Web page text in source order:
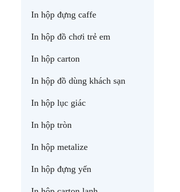
In hộp đựng caffe
In hộp đồ chơi trẻ em
In hộp carton
In hộp đồ dùng khách sạn
In hộp lục giác
In hộp tròn
In hộp metalize
In hộp đựng yến